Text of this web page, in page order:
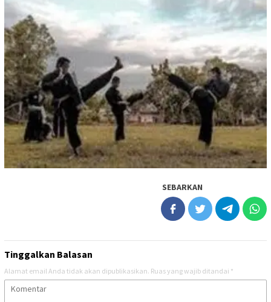
SEBARKAN
Tinggalkan Balasan
Alamat email Anda tidak akan dipublikasikan. Ruas yang wajib ditandai *